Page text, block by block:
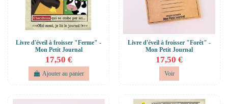
Livre d'éveil à froisser "Ferme" -
Mon Petit Journal
17,50 €
Ajouter au panier
Livre d'éveil à froisser "Forêt" -
Mon Petit Journal
17,50 €
Voir